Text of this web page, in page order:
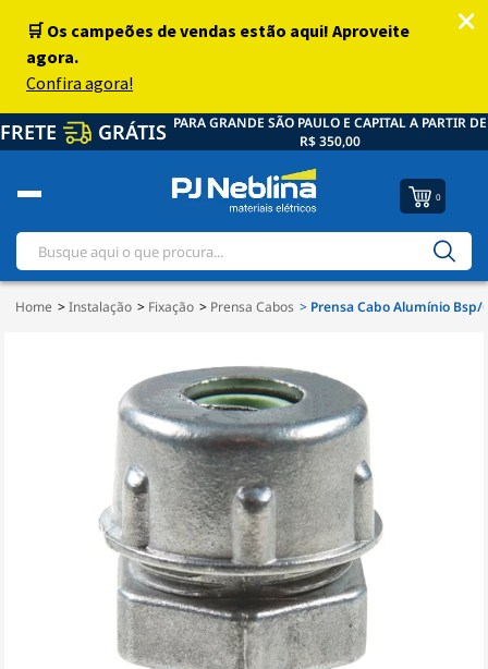
FRETE GRÁTIS PARA GRANDE SÃO PAULO E CAPITAL A PARTIR DE
R$ 350,00
0
Home Instalação Fixação Prensa Cabos Prensa Cabo Alumínio Bsp/